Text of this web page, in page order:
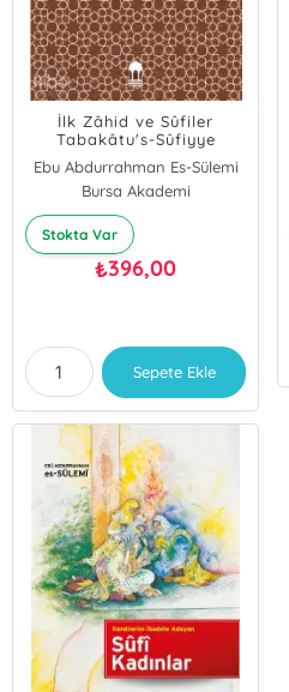
İlk Zâhid ve Sûfiler
Tabakâtu's-Sûfiyye
(Türkçe)
Ebu Abdurrahman Es-Sülemi
Bursa Akademi
Stokta Var
₺396,00
Sepete Ekle